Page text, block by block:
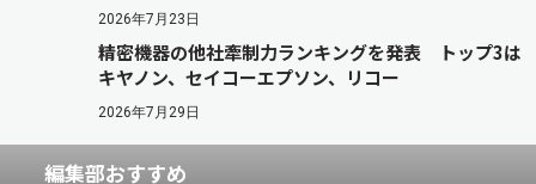
2026年7月23日
精密機器の他社牽制力ランキングを発表 トップ3は
キヤノン、セイコーエプソン、リコー
2026年7月29日
編集部おすすめ